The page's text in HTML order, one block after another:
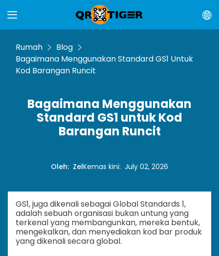
Rumah
Blog
Bagaimana Menggunakan Standard GS1 Untuk
Kod Barangan Runcit
Bagaimana Menggunakan
Standard GS1 untuk Kod
Barangan Runcit
Oleh: ZelKemas kini: July 02, 2026
GS1, juga dikenali sebagai Global Standards 1,
adalah sebuah organisasi bukan untung yang
terkenal yang membangunkan, mereka bentuk,
mengekalkan, dan menyediakan kod bar produk
yang dikenali secara global.